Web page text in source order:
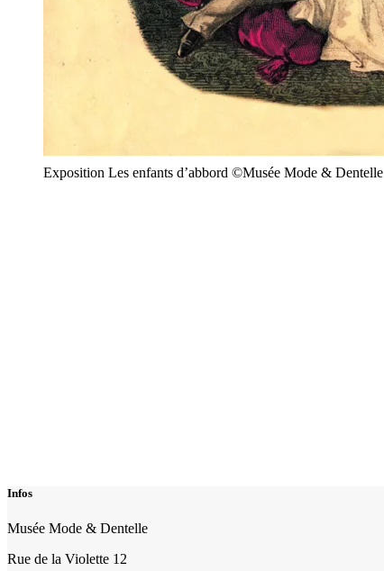
Exposition Les enfants d’abbord ©Musée Mode & Dentelle
Infos
Musée Mode & Dentelle
Rue de la Violette 12